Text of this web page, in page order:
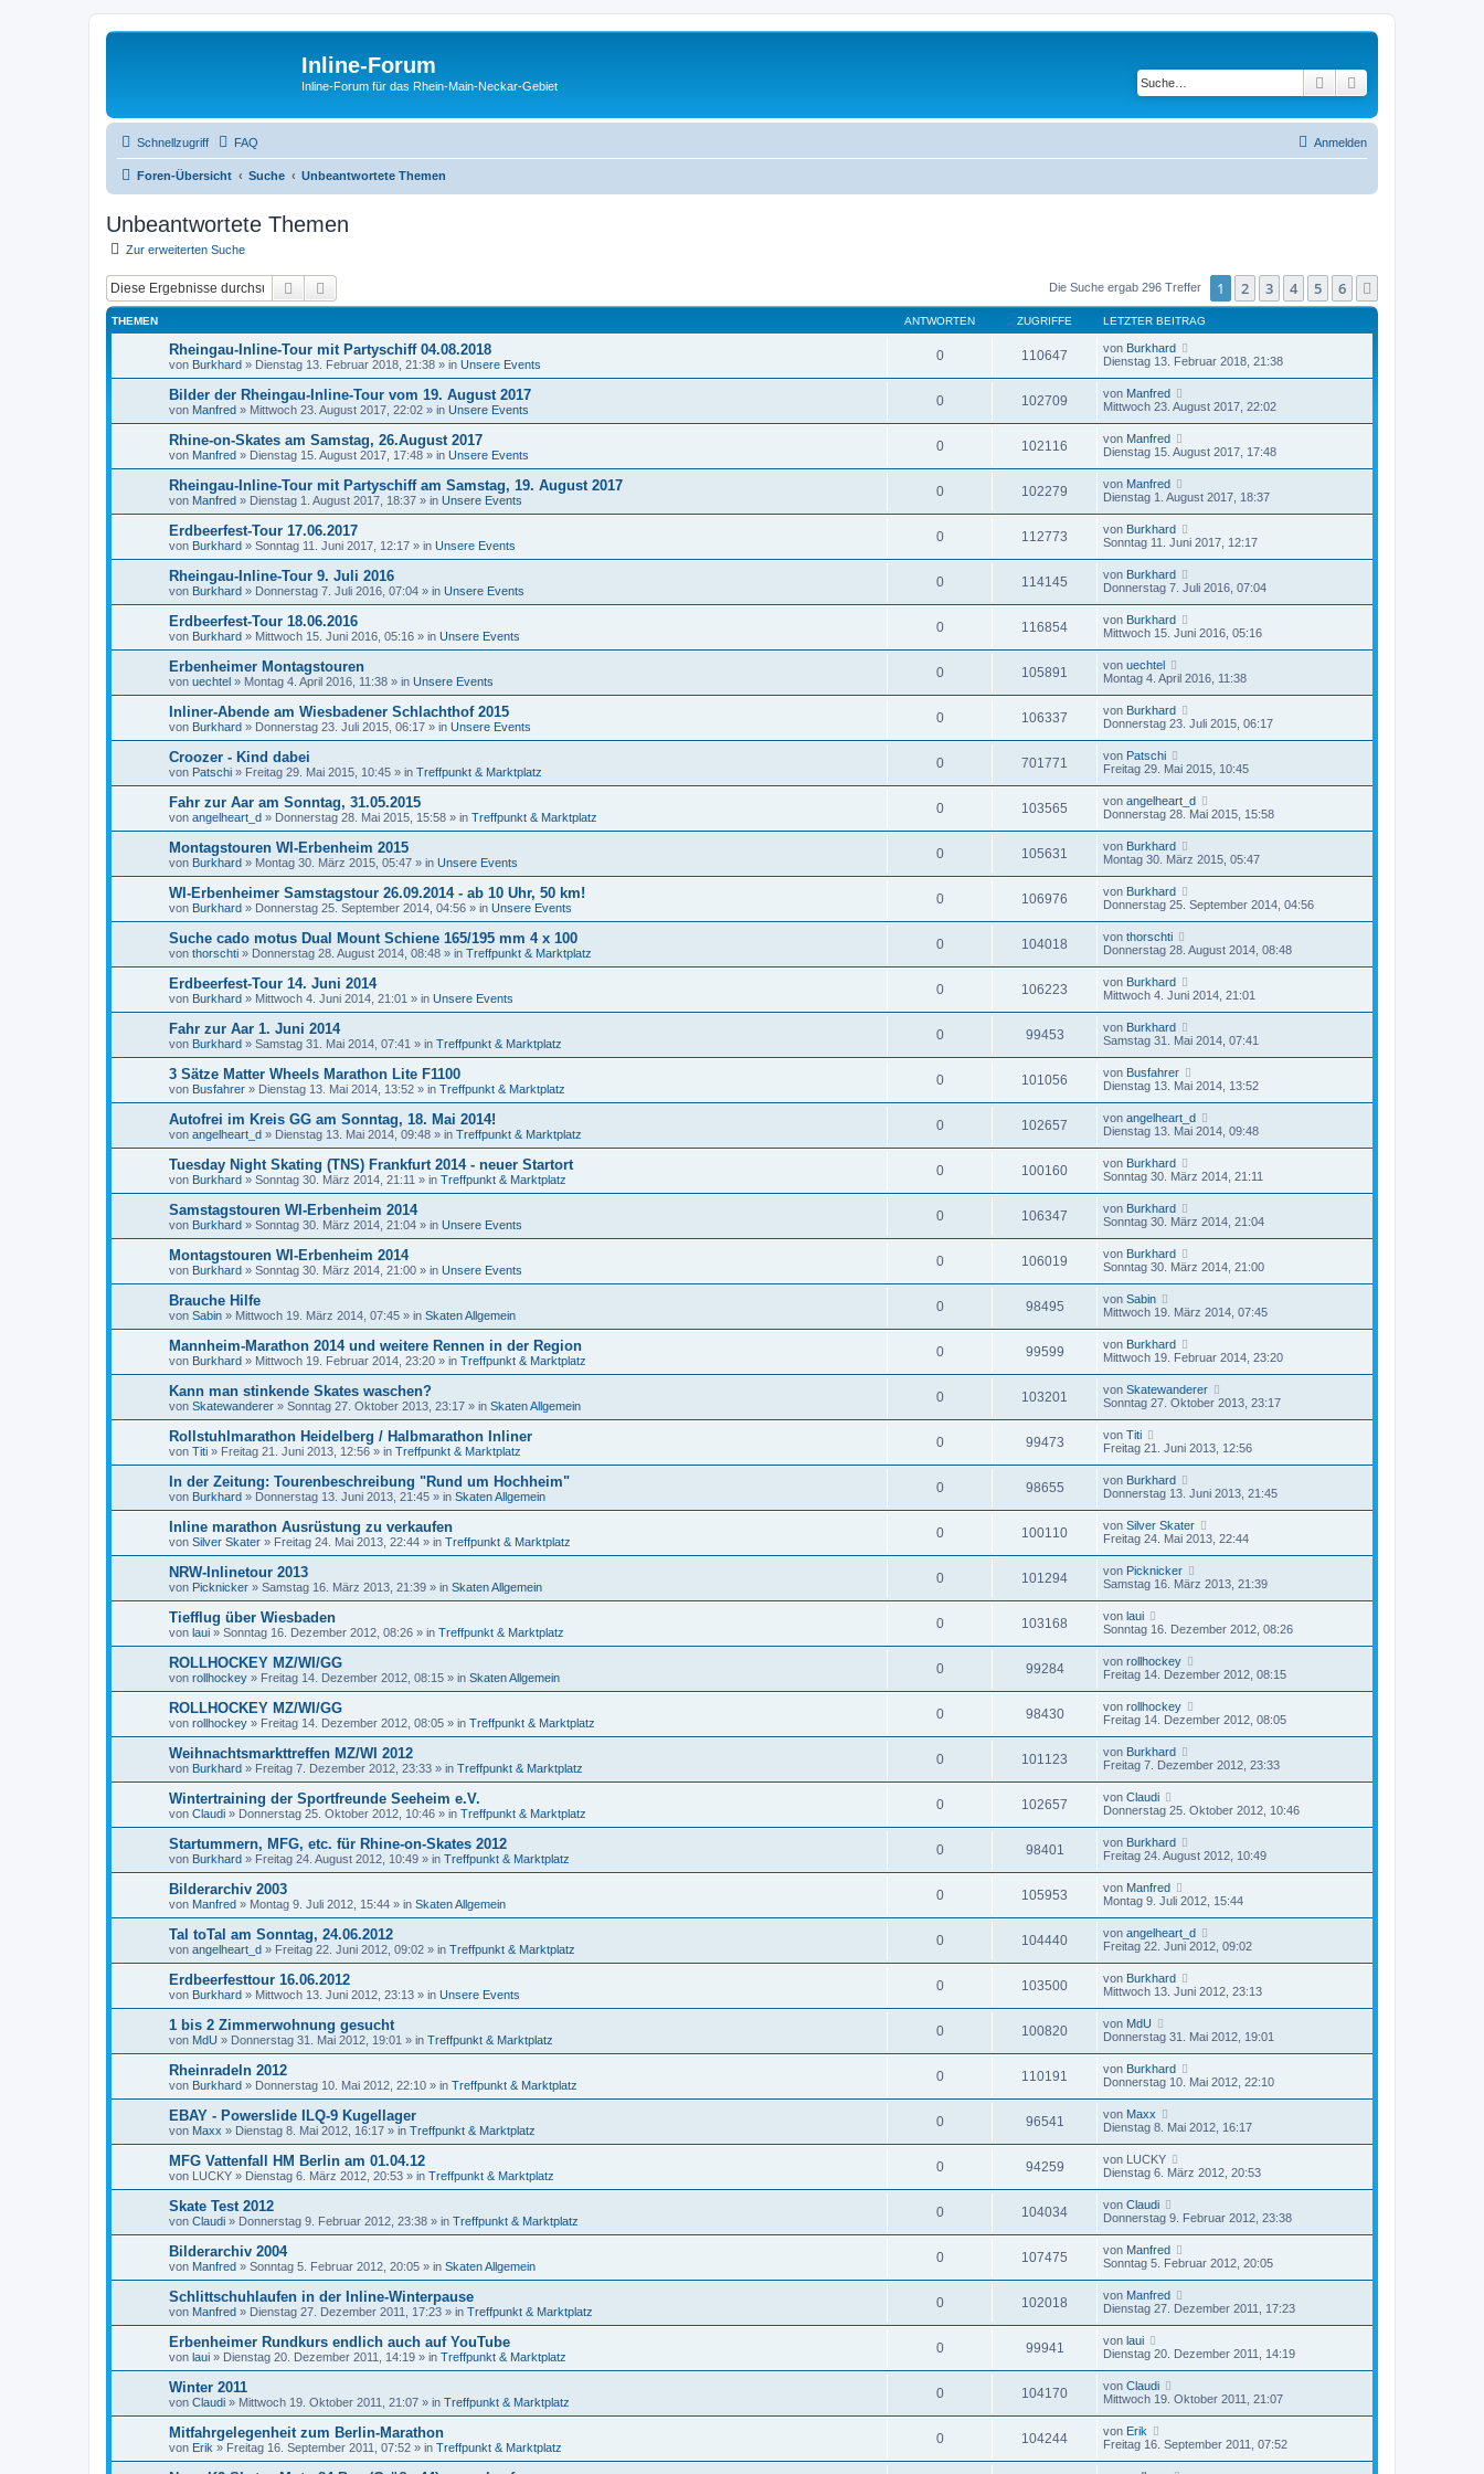
Inline-Forum
Inline-Forum für das Rhein-Main-Neckar-Gebiet Suche
Schnellzugriff FAQ Anmelden
Foren-Übersicht Suche Unbeantwortete Themen
Unbeantwortete Themen
Zur erweiterten Suche
Suche Die Suche ergab 296 Treffer 1 2 3 4 5 6
THEMEN ANTWORTEN ZUGRIFFE LETZTER BEITRAG
Rheingau-Inline-Tour mit Partyschiff 04.08.2018
von Burkhard » Dienstag 13. Februar 2018, 21:38 » in Unsere Events
0 110647 von Burkhard
Dienstag 13. Februar 2018, 21:38
Bilder der Rheingau-Inline-Tour vom 19. August 2017
von Manfred » Mittwoch 23. August 2017, 22:02 » in Unsere Events
0 102709 von Manfred
Mittwoch 23. August 2017, 22:02
Rhine-on-Skates am Samstag, 26.August 2017
von Manfred » Dienstag 15. August 2017, 17:48 » in Unsere Events
0 102116 von Manfred
Dienstag 15. August 2017, 17:48
Rheingau-Inline-Tour mit Partyschiff am Samstag, 19. August 2017
von Manfred » Dienstag 1. August 2017, 18:37 » in Unsere Events
0 102279 von Manfred
Dienstag 1. August 2017, 18:37
Erdbeerfest-Tour 17.06.2017
von Burkhard » Sonntag 11. Juni 2017, 12:17 » in Unsere Events
0 112773 von Burkhard
Sonntag 11. Juni 2017, 12:17
Rheingau-Inline-Tour 9. Juli 2016
von Burkhard » Donnerstag 7. Juli 2016, 07:04 » in Unsere Events
0 114145 von Burkhard
Donnerstag 7. Juli 2016, 07:04
Erdbeerfest-Tour 18.06.2016
von Burkhard » Mittwoch 15. Juni 2016, 05:16 » in Unsere Events
0 116854 von Burkhard
Mittwoch 15. Juni 2016, 05:16
Erbenheimer Montagstouren
von uechtel » Montag 4. April 2016, 11:38 » in Unsere Events
0 105891 von uechtel
Montag 4. April 2016, 11:38
Inliner-Abende am Wiesbadener Schlachthof 2015
von Burkhard » Donnerstag 23. Juli 2015, 06:17 » in Unsere Events
0 106337 von Burkhard
Donnerstag 23. Juli 2015, 06:17
Croozer - Kind dabei
von Patschi » Freitag 29. Mai 2015, 10:45 » in Treffpunkt & Marktplatz
0 701771 von Patschi
Freitag 29. Mai 2015, 10:45
Fahr zur Aar am Sonntag, 31.05.2015
von angelheart_d » Donnerstag 28. Mai 2015, 15:58 » in Treffpunkt & Marktplatz
0 103565 von angelheart_d
Donnerstag 28. Mai 2015, 15:58
Montagstouren WI-Erbenheim 2015
von Burkhard » Montag 30. März 2015, 05:47 » in Unsere Events
0 105631 von Burkhard
Montag 30. März 2015, 05:47
WI-Erbenheimer Samstagstour 26.09.2014 - ab 10 Uhr, 50 km!
von Burkhard » Donnerstag 25. September 2014, 04:56 » in Unsere Events
0 106976 von Burkhard
Donnerstag 25. September 2014, 04:56
Suche cado motus Dual Mount Schiene 165/195 mm 4 x 100
von thorschti » Donnerstag 28. August 2014, 08:48 » in Treffpunkt & Marktplatz
0 104018 von thorschti
Donnerstag 28. August 2014, 08:48
Erdbeerfest-Tour 14. Juni 2014
von Burkhard » Mittwoch 4. Juni 2014, 21:01 » in Unsere Events
0 106223 von Burkhard
Mittwoch 4. Juni 2014, 21:01
Fahr zur Aar 1. Juni 2014
von Burkhard » Samstag 31. Mai 2014, 07:41 » in Treffpunkt & Marktplatz
0 99453 von Burkhard
Samstag 31. Mai 2014, 07:41
3 Sätze Matter Wheels Marathon Lite F1100
von Busfahrer » Dienstag 13. Mai 2014, 13:52 » in Treffpunkt & Marktplatz
0 101056 von Busfahrer
Dienstag 13. Mai 2014, 13:52
Autofrei im Kreis GG am Sonntag, 18. Mai 2014!
von angelheart_d » Dienstag 13. Mai 2014, 09:48 » in Treffpunkt & Marktplatz
0 102657 von angelheart_d
Dienstag 13. Mai 2014, 09:48
Tuesday Night Skating (TNS) Frankfurt 2014 - neuer Startort
von Burkhard » Sonntag 30. März 2014, 21:11 » in Treffpunkt & Marktplatz
0 100160 von Burkhard
Sonntag 30. März 2014, 21:11
Samstagstouren WI-Erbenheim 2014
von Burkhard » Sonntag 30. März 2014, 21:04 » in Unsere Events
0 106347 von Burkhard
Sonntag 30. März 2014, 21:04
Montagstouren WI-Erbenheim 2014
von Burkhard » Sonntag 30. März 2014, 21:00 » in Unsere Events
0 106019 von Burkhard
Sonntag 30. März 2014, 21:00
Brauche Hilfe
von Sabin » Mittwoch 19. März 2014, 07:45 » in Skaten Allgemein
0 98495 von Sabin
Mittwoch 19. März 2014, 07:45
Mannheim-Marathon 2014 und weitere Rennen in der Region
von Burkhard » Mittwoch 19. Februar 2014, 23:20 » in Treffpunkt & Marktplatz
0 99599 von Burkhard
Mittwoch 19. Februar 2014, 23:20
Kann man stinkende Skates waschen?
von Skatewanderer » Sonntag 27. Oktober 2013, 23:17 » in Skaten Allgemein
0 103201 von Skatewanderer
Sonntag 27. Oktober 2013, 23:17
Rollstuhlmarathon Heidelberg / Halbmarathon Inliner
von Titi » Freitag 21. Juni 2013, 12:56 » in Treffpunkt & Marktplatz
0 99473 von Titi
Freitag 21. Juni 2013, 12:56
In der Zeitung: Tourenbeschreibung "Rund um Hochheim"
von Burkhard » Donnerstag 13. Juni 2013, 21:45 » in Skaten Allgemein
0 98655 von Burkhard
Donnerstag 13. Juni 2013, 21:45
Inline marathon Ausrüstung zu verkaufen
von Silver Skater » Freitag 24. Mai 2013, 22:44 » in Treffpunkt & Marktplatz
0 100110 von Silver Skater
Freitag 24. Mai 2013, 22:44
NRW-Inlinetour 2013
von Picknicker » Samstag 16. März 2013, 21:39 » in Skaten Allgemein
0 101294 von Picknicker
Samstag 16. März 2013, 21:39
Tiefflug über Wiesbaden
von laui » Sonntag 16. Dezember 2012, 08:26 » in Treffpunkt & Marktplatz
0 103168 von laui
Sonntag 16. Dezember 2012, 08:26
ROLLHOCKEY MZ/WI/GG
von rollhockey » Freitag 14. Dezember 2012, 08:15 » in Skaten Allgemein
0 99284 von rollhockey
Freitag 14. Dezember 2012, 08:15
ROLLHOCKEY MZ/WI/GG
von rollhockey » Freitag 14. Dezember 2012, 08:05 » in Treffpunkt & Marktplatz
0 98430 von rollhockey
Freitag 14. Dezember 2012, 08:05
Weihnachtsmarkttreffen MZ/WI 2012
von Burkhard » Freitag 7. Dezember 2012, 23:33 » in Treffpunkt & Marktplatz
0 101123 von Burkhard
Freitag 7. Dezember 2012, 23:33
Wintertraining der Sportfreunde Seeheim e.V.
von Claudi » Donnerstag 25. Oktober 2012, 10:46 » in Treffpunkt & Marktplatz
0 102657 von Claudi
Donnerstag 25. Oktober 2012, 10:46
Startummern, MFG, etc. für Rhine-on-Skates 2012
von Burkhard » Freitag 24. August 2012, 10:49 » in Treffpunkt & Marktplatz
0 98401 von Burkhard
Freitag 24. August 2012, 10:49
Bilderarchiv 2003
von Manfred » Montag 9. Juli 2012, 15:44 » in Skaten Allgemein
0 105953 von Manfred
Montag 9. Juli 2012, 15:44
Tal toTal am Sonntag, 24.06.2012
von angelheart_d » Freitag 22. Juni 2012, 09:02 » in Treffpunkt & Marktplatz
0 104440 von angelheart_d
Freitag 22. Juni 2012, 09:02
Erdbeerfesttour 16.06.2012
von Burkhard » Mittwoch 13. Juni 2012, 23:13 » in Unsere Events
0 103500 von Burkhard
Mittwoch 13. Juni 2012, 23:13
1 bis 2 Zimmerwohnung gesucht
von MdU » Donnerstag 31. Mai 2012, 19:01 » in Treffpunkt & Marktplatz
0 100820 von MdU
Donnerstag 31. Mai 2012, 19:01
Rheinradeln 2012
von Burkhard » Donnerstag 10. Mai 2012, 22:10 » in Treffpunkt & Marktplatz
0 110191 von Burkhard
Donnerstag 10. Mai 2012, 22:10
EBAY - Powerslide ILQ-9 Kugellager
von Maxx » Dienstag 8. Mai 2012, 16:17 » in Treffpunkt & Marktplatz
0 96541 von Maxx
Dienstag 8. Mai 2012, 16:17
MFG Vattenfall HM Berlin am 01.04.12
von LUCKY » Dienstag 6. März 2012, 20:53 » in Treffpunkt & Marktplatz
0 94259 von LUCKY
Dienstag 6. März 2012, 20:53
Skate Test 2012
von Claudi » Donnerstag 9. Februar 2012, 23:38 » in Treffpunkt & Marktplatz
0 104034 von Claudi
Donnerstag 9. Februar 2012, 23:38
Bilderarchiv 2004
von Manfred » Sonntag 5. Februar 2012, 20:05 » in Skaten Allgemein
0 107475 von Manfred
Sonntag 5. Februar 2012, 20:05
Schlittschuhlaufen in der Inline-Winterpause
von Manfred » Dienstag 27. Dezember 2011, 17:23 » in Treffpunkt & Marktplatz
0 102018 von Manfred
Dienstag 27. Dezember 2011, 17:23
Erbenheimer Rundkurs endlich auch auf YouTube
von laui » Dienstag 20. Dezember 2011, 14:19 » in Treffpunkt & Marktplatz
0 99941 von laui
Dienstag 20. Dezember 2011, 14:19
Winter 2011
von Claudi » Mittwoch 19. Oktober 2011, 21:07 » in Treffpunkt & Marktplatz
0 104170 von Claudi
Mittwoch 19. Oktober 2011, 21:07
Mitfahrgelegenheit zum Berlin-Marathon
von Erik » Freitag 16. September 2011, 07:52 » in Treffpunkt & Marktplatz
0 104244 von Erik
Freitag 16. September 2011, 07:52